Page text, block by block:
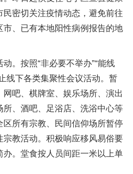
密切关注疫情动态，避免前往
市、已有本地阳性病例报告的地
。按照“非必要不举办”“能线
线下各类集聚性会议活动。暂
吧、棋牌室、娱乐场所、演出
、酒吧、足浴店、洗浴中心等
区所有宗教、民间信仰场所暂停
教活动。积极响应移风易俗要
。堂食按人员间距一米以上单